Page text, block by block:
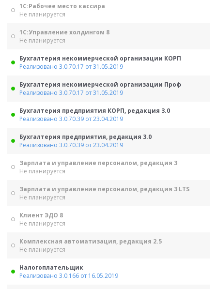
1С:Рабочее место кассира
Не планируется
1С:Управление холдингом 8
Не планируется
Бухгалтерия некоммерческой организации КОРП
Реализовано 3.0.70.17 от 31.05.2019
Бухгалтерия некоммерческой организации Проф
Реализовано 3.0.70.17 от 31.05.2019
Бухгалтерия предприятия КОРП, редакция 3.0
Реализовано 3.0.70.39 от 23.04.2019
Бухгалтерия предприятия, редакция 3.0
Реализовано 3.0.70.39 от 23.04.2019
Зарплата и управление персоналом, редакция 3
Не планируется
Зарплата и управление персоналом, редакция 3 LTS
Не планируется
Клиент ЭДО 8
Не планируется
Комплексная автоматизация, редакция 2.5
Не планируется
Налогоплательщик
Реализовано 3.0.166 от 16.05.2019